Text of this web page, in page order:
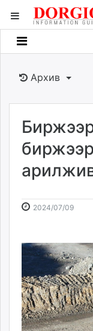
Мэдээллийн
Банк санхүү
Бизнес ААН
Төрийн
Нийслэлийн
dorgio.mn
caak.mn
Baabar.mn
ikon.mn
mnb.mn
Livetv.mn
Eguur.mn
Архив
2024/07/09